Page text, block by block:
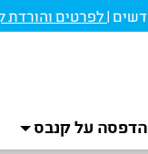
לפרטים והורדת
הדפסה על קנבס